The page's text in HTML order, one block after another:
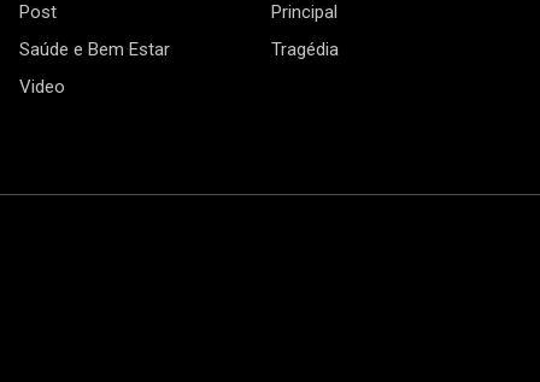
Post
Principal
Saúde e Bem Estar
Tragédia
Video